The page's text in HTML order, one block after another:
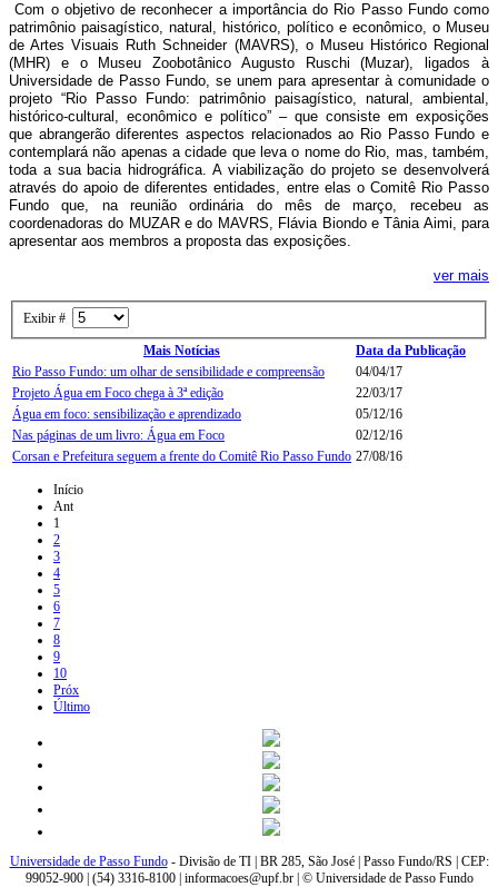
Com o objetivo de reconhecer a importância do Rio Passo Fundo como
patrimônio paisagístico, natural, histórico, político e econômico, o Museu
de Artes Visuais Ruth Schneider (MAVRS), o Museu Histórico Regional
(MHR) e o Museu Zoobotânico Augusto Ruschi (Muzar), ligados à
Universidade de Passo Fundo, se unem para apresentar à comunidade o
projeto “Rio Passo Fundo: patrimônio paisagístico, natural, ambiental,
histórico-cultural, econômico e político” – que consiste em exposições
que abrangerão diferentes aspectos relacionados ao Rio Passo Fundo e
contemplará não apenas a cidade que leva o nome do Rio, mas, também,
toda a sua bacia hidrográfica. A viabilização do projeto se desenvolverá
através do apoio de diferentes entidades, entre elas o Comitê Rio Passo
Fundo que, na reunião ordinária do mês de março, recebeu as
coordenadoras do MUZAR e do MAVRS, Flávia Biondo e Tânia Aimi, para
apresentar aos membros a proposta das exposições.
ver mais
Exibir #
Mais Notícias
Data da Publicação
Rio Passo Fundo: um olhar de sensibilidade e compreensão
04/04/17
Projeto Água em Foco chega à 3ª edição
22/03/17
Água em foco: sensibilização e aprendizado
05/12/16
Nas páginas de um livro: Água em Foco
02/12/16
Corsan e Prefeitura seguem a frente do Comitê Rio Passo Fundo 27/08/16
Início
Ant
1
2
3
4
5
6
7
8
9
10
Próx
Último
Universidade de Passo Fundo- Divisão de TI | BR 285, São José | Passo Fundo/RS | CEP:
99052-900 | (54) 3316-8100 | informacoes@upf.br | © Universidade de Passo Fundo